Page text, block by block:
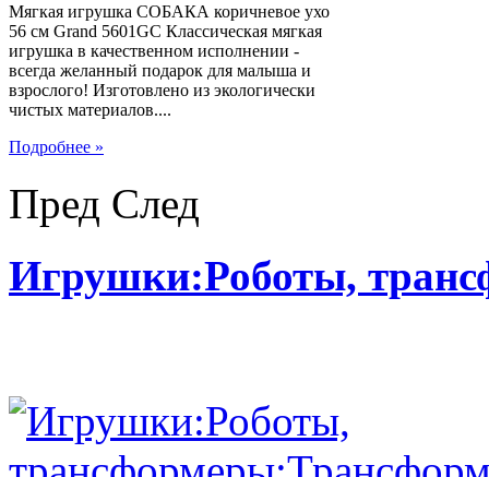
Мягкая игрушка СОБАКА коричневое ухо
56 см Grand 5601GC Классическая мягкая
игрушка в качественном исполнении -
всегда желанный подарок для малыша и
взрослого! Изготовлено из экологически
чистых материалов....
Подробнее »
Пред След
Игрушки:Роботы,